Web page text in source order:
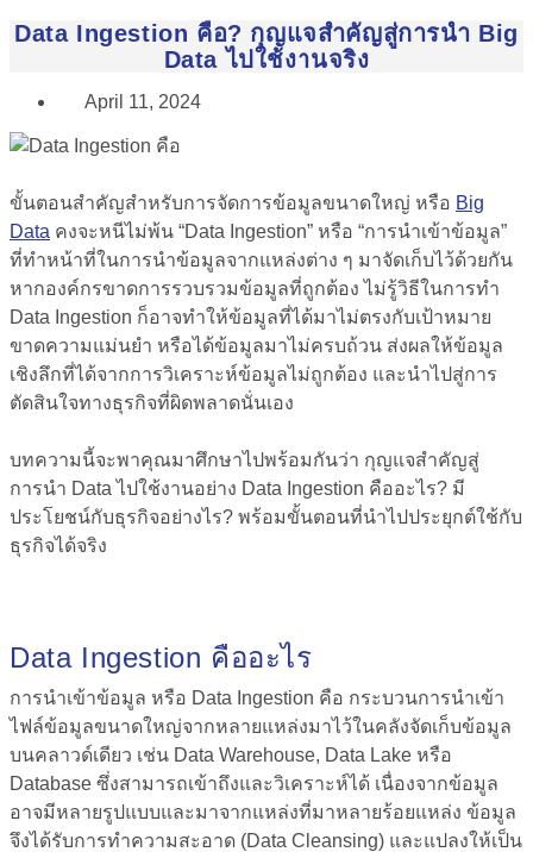
Data Ingestion คือ? กุญแจสำคัญสู่การนำ Big
Data ไปใช้งานจริง
April 11, 2024
ขั้นตอนสำคัญสำหรับการจัดการข้อมูลขนาดใหญ่ หรือ Big
Data คงจะหนีไม่พ้น “Data Ingestion” หรือ “การนำเข้าข้อมูล”
ที่ทำหน้าที่ในการนำข้อมูลจากแหล่งต่าง ๆ มาจัดเก็บไว้ด้วยกัน
หากองค์กรขาดการรวบรวมข้อมูลที่ถูกต้อง ไม่รู้วิธีในการทำ
Data Ingestion ก็อาจทำให้ข้อมูลที่ได้มาไม่ตรงกับเป้าหมาย
ขาดความแม่นยำ หรือได้ข้อมูลมาไม่ครบถ้วน ส่งผลให้ข้อมูล
เชิงลึกที่ได้จากการวิเคราะห์ข้อมูลไม่ถูกต้อง และนำไปสู่การ
ตัดสินใจทางธุรกิจที่ผิดพลาดนั่นเอง
บทความนี้จะพาคุณมาศึกษาไปพร้อมกันว่า กุญแจสำคัญสู่
การนำ Data ไปใช้งานอย่าง Data Ingestion คืออะไร? มี
ประโยชน์กับธุรกิจอย่างไร? พร้อมขั้นตอนที่นำไปประยุกต์ใช้กับ
ธุรกิจได้จริง
Data Ingestion คืออะไร
การนำเข้าข้อมูล หรือ Data Ingestion คือ กระบวนการนำเข้า
ไฟล์ข้อมูลขนาดใหญ่จากหลายแหล่งมาไว้ในคลังจัดเก็บข้อมูล
บนคลาวด์เดียว เช่น Data Warehouse, Data Lake หรือ
Database ซึ่งสามารถเข้าถึงและวิเคราะห์ได้ เนื่องจากข้อมูล
อาจมีหลายรูปแบบและมาจากแหล่งที่มาหลายร้อยแหล่ง ข้อมูล
จึงได้รับการทำความสะอาด (Data Cleansing) และแปลงให้เป็น